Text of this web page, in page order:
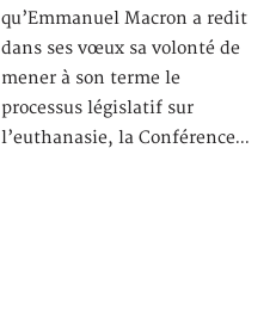
qu’Emmanuel Macron a redit
dans ses vœux sa volonté de
mener à son terme le
processus législatif sur
l’euthanasie, la Conférence…